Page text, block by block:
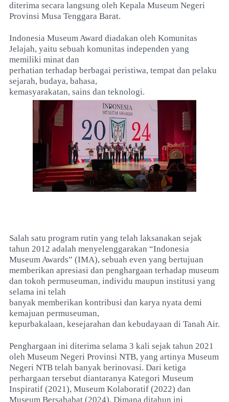
diterima secara langsung oleh Kepala Museum Negeri
Provinsi Musa Tenggara Barat.
Indonesia Museum Award diadakan oleh Komunitas
Jelajah, yaitu sebuah komunitas independen yang
memiliki minat dan
perhatian terhadap berbagai peristiwa, tempat dan pelaku
sejarah, budaya, bahasa,
kemasyarakatan, sains dan teknologi.
Salah satu program rutin yang telah laksanakan sejak
tahun 2012 adalah menyelenggarakan “Indonesia
Museum Awards” (IMA), sebuah even yang bertujuan
memberikan apresiasi dan penghargaan terhadap museum
dan tokoh permuseuman, individu maupun institusi yang
selama ini telah
banyak memberikan kontribusi dan karya nyata demi
kemajuan permuseuman,
kepurbakalaan, kesejarahan dan kebudayaan di Tanah Air.
Penghargaan ini diterima selama 3 kali sejak tahun 2021
oleh Museum Negeri Provinsi NTB, yang artinya Museum
Negeri NTB telah banyak berinovasi. Dari ketiga
perhargaan tersebut diantaranya Kategori Museum
Inspiratif (2021), Museum Kolaboratif (2022) dan
Museum Bersahabat (2024). Dimana ditahun ini